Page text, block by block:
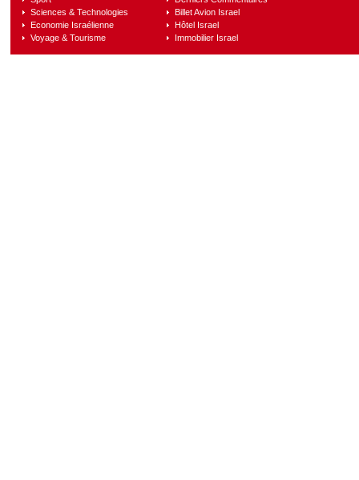
Sciences & Technologies
Economie Israélienne
Voyage & Tourisme
Billet Avion Israel
Hôtel Israel
Immobilier Israel